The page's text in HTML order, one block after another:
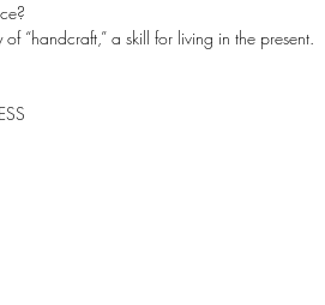
“handcraft,” a skill for living in the present.